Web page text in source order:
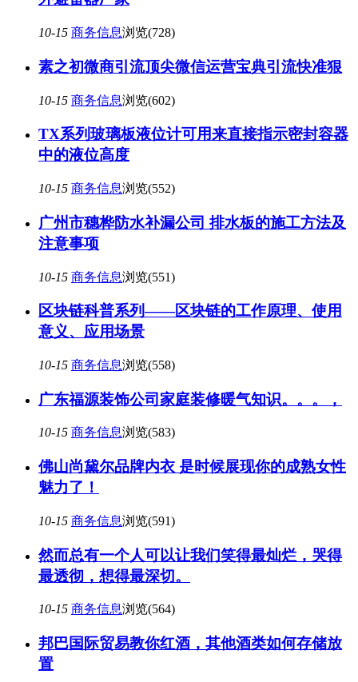
10-15 商务信息浏览(728)
素之初微商引流顶尖微信运营宝典引流快准狠
10-15 商务信息浏览(602)
TX系列玻璃板液位计可用来直接指示密封容器
中的液位高度
10-15 商务信息浏览(552)
广州市穗桦防水补漏公司 排水板的施工方法及
注意事项
10-15 商务信息浏览(551)
区块链科普系列——区块链的工作原理、使用
意义、应用场景
10-15 商务信息浏览(558)
广东福源装饰公司家庭装修暖气知识。。。，
10-15 商务信息浏览(583)
佛山尚黛尔品牌内衣 是时候展现你的成熟女性
魅力了！
10-15 商务信息浏览(591)
然而总有一个人可以让我们笑得最灿烂，哭得
最透彻，想得最深切。
10-15 商务信息浏览(564)
邦巴国际贸易教你红酒，其他酒类如何存储放
置